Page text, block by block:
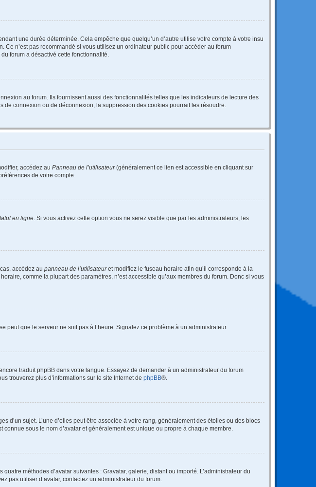
une durée déterminée. Cela empêche que quelqu’un d’autre utilise votre compte à votre insu
Ce n’est pas recommandé si vous utilisez un ordinateur public pour accéder au forum
forum a désactivé cette fonctionnalité.
au forum. Ils fournissent aussi des fonctionnalités telles que les indicateurs de lecture des
connexion ou de déconnexion, la suppression des cookies pourrait les résoudre.
accédez au Panneau de l’utilisateur(généralement ce lien est accessible en cliquant sur
de votre compte.
en ligne . Si vous activez cette option vous ne serez visible que par les administrateurs, les
accédez au panneau de l’utilisateuret modifiez le fuseau horaire afin qu’il corresponde à la
comme la plupart des paramètres, n’est accessible qu’aux membres du forum. Donc si vous
peut que le serveur ne soit pas à l’heure. Signalez ce problème à un administrateur.
traduit phpBB dans votre langue. Essayez de demander à un administrateur du forum
trouverez plus d’informations sur le site Internet de phpBB®.
d’un sujet. L’une d’elles peut être associée à votre rang, généralement des étoiles ou des blocs
sous le nom d’avatar et généralement est unique ou propre à chaque membre.
méthodes d’avatar suivantes : Gravatar, galerie, distant ou importé. L’administrateur du
pas utiliser d’avatar, contactez un administrateur du forum.